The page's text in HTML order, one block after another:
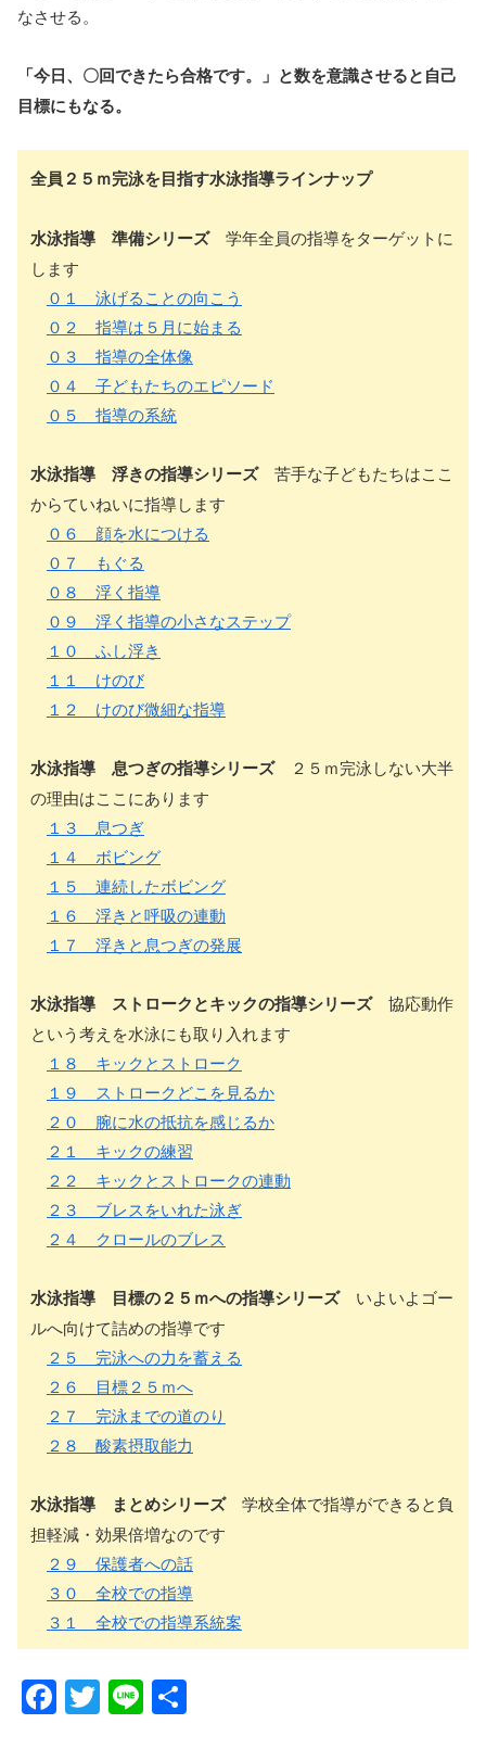
なさせる。
「今日、〇回できたら合格です。」と数を意識させると自己
目標にもなる。
全員２５ｍ完泳を目指す水泳指導ラインナップ
水泳指導 準備シリーズ学年全員の指導をターゲットに
します
０１ 泳げることの向こう
０２ 指導は５月に始まる
０３ 指導の全体像
０４ 子どもたちのエピソード
０５ 指導の系統
水泳指導 浮きの指導シリーズ苦手な子どもたちはここ
からていねいに指導します
０６ 顔を水につける
０７ もぐる
０８ 浮く指導
０９ 浮く指導の小さなステップ
１０ ふし浮き
１１ けのび
１２ けのび微細な指導
水泳指導 息つぎの指導シリーズ２５ｍ完泳しない大半
の理由はここにあります
１３ 息つぎ
１４ ボビング
１５ 連続したボビング
１６ 浮きと呼吸の連動
１７ 浮きと息つぎの発展
水泳指導 ストロークとキックの指導シリーズ協応動作
という考えを水泳にも取り入れます
１８ キックとストローク
１９ ストロークどこを見るか
２０ 腕に水の抵抗を感じるか
２１ キックの練習
２２ キックとストロークの連動
２３ ブレスをいれた泳ぎ
２４ クロールのブレス
水泳指導 目標の２５ｍへの指導シリーズいよいよゴー
ルへ向けて詰めの指導です
２５ 完泳への力を蓄える
２６ 目標２５ｍへ
２７ 完泳までの道のり
２８ 酸素摂取能力
水泳指導 まとめシリーズ学校全体で指導ができると負
担軽減・効果倍増なのです
２９ 保護者への話
３０ 全校での指導
３１ 全校での指導系統案
F T Li